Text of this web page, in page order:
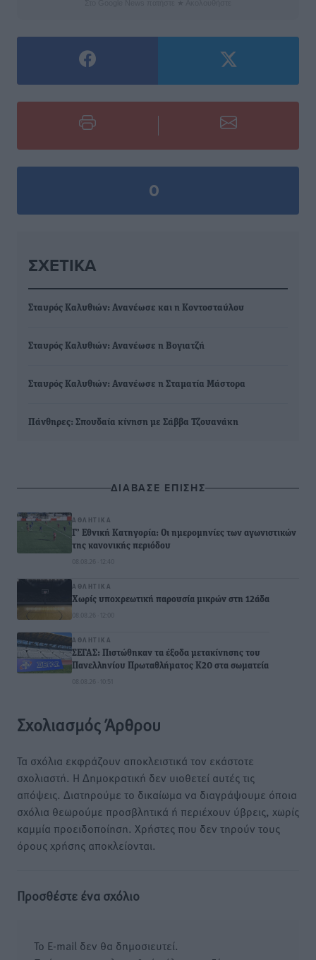
0
ΣΧΕΤΙΚΆ
Σταυρός Καλυθιών: Ανανέωσε και η Κοντοσταύλου
Σταυρός Καλυθιών: Ανανέωσε η Βογιατζή
Σταυρός Καλυθιών: Ανανέωσε η Σταματία Μάστορα
Πάνθηρες: Σπουδαία κίνηση με Σάββα Τζουανάκη
ΔΙΑΒΑΣΕ ΕΠΙΣΗΣ
ΑΘΛΗΤΙΚΆ
Γ’ Εθνική Κατηγορία: Οι ημερομηνίες των αγωνιστικών
της κανονικής περιόδου
08.08.26 · 12:40
ΑΘΛΗΤΙΚΆ
Χωρίς υποχρεωτική παρουσία μικρών στη 12άδα
08.08.26 · 12:00
ΑΘΛΗΤΙΚΆ
ΣΕΓΑΣ: Πιστώθηκαν τα έξοδα μετακίνησης του
Πανελληνίου Πρωταθλήματος Κ20 στα σωματεία
08.08.26 · 10:51
Σχολιασμός Άρθρου
Τα σχόλια εκφράζουν αποκλειστικά τον εκάστοτε
σχολιαστή. Η Δημοκρατική δεν υιοθετεί αυτές τις
απόψεις. Διατηρούμε το δικαίωμα να διαγράψουμε όποια
σχόλια θεωρούμε προσβλητικά ή περιέχουν ύβρεις, χωρίς
καμμία προειδοποίηση. Χρήστες που δεν τηρούν τους
όρους χρήσης αποκλείονται.
Προσθέστε ένα σχόλιο
Το E-mail δεν θα δημοσιευτεί.